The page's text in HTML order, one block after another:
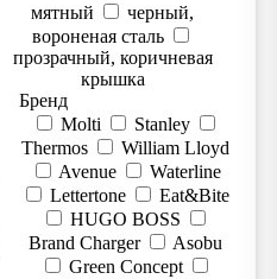
мятный
черный,
вороненая сталь
прозрачный, коричневая
крышка
Бренд
Molti
Stanley
Thermos
William Lloyd
Avenue
Waterline
Lettertone
Eat&Bite
HUGO BOSS
Brand Charger
Asobu
Green Concept